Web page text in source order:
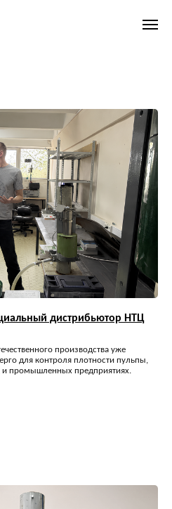
дистрибьютор НТЦ
производства уже
для контроля плотности пульпы,
и промышленных предприятиях.